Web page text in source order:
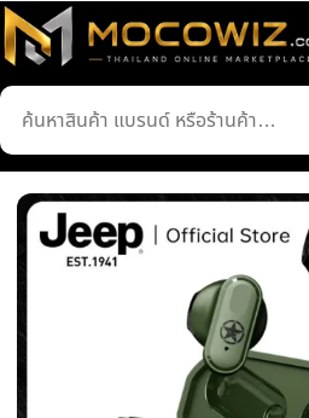
ข้าม
ไป
เนื้อหา
ค้นหา
สินค้า